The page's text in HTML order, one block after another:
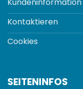
Kundeninformation
Kontaktieren
Cookies
SEITENINFOS